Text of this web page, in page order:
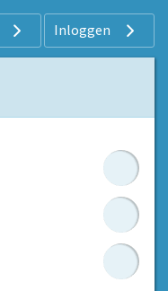
Inloggen